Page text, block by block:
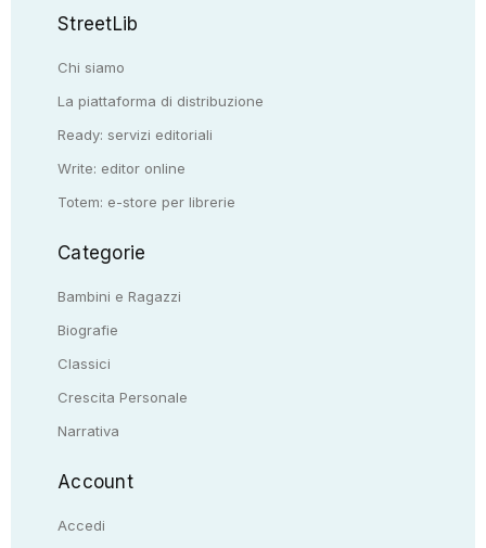
StreetLib
Chi siamo
La piattaforma di distribuzione
Ready: servizi editoriali
Write: editor online
Totem: e-store per librerie
Categorie
Bambini e Ragazzi
Biografie
Classici
Crescita Personale
Narrativa
Account
Accedi